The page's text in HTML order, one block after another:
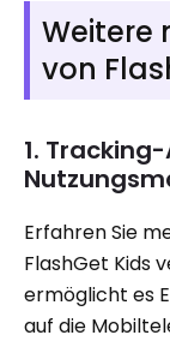
Weitere
von
1.
Erfahren Sie
FlashGet Kids
ermöglicht es
auf die